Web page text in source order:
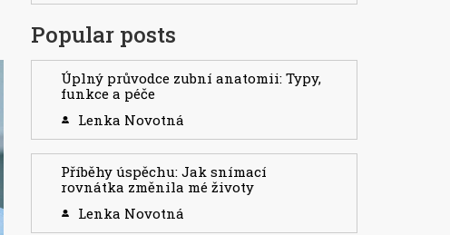
Popular posts
Úplný průvodce zubní anatomii: Typy,
funkce a péče
Lenka Novotná
Příběhy úspěchu: Jak snímací
rovnátka změnila mé životy
Lenka Novotná